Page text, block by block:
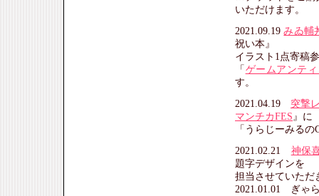
いただけます。
2021.09.19みゐ輔
祝い本』
イラスト1点寄稿
「ゲームアンテ
す。
2021.04.19 突撃
マンチカFES』に
「うらじーみる
2021.02.21 神保
題字デザインを
担当させていただ
2021.01.01 ぎ